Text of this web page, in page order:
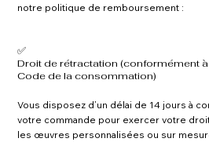
notre politique de remboursement :
✅
Droit de rétractation (conformément
Code de la consommation)
Vous disposez d’un délai de 14 jours à
votre commande pour exercer votre
les œuvres personnalisées ou sur